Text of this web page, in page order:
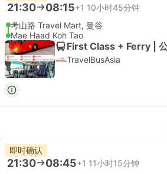
21:30 08:15+1 10小时45分钟
考山路 Travel Mart, 曼谷
Mae Haad Koh Tao
First Class + Ferry |
TravelBusAsia
即时确认
21:30 08:45+1 11小时15分钟